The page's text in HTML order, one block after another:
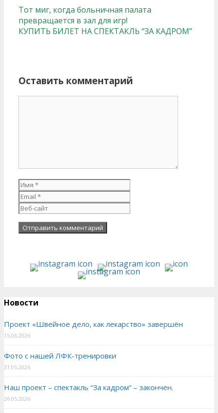
Тот миг, когда больничная палата
превращается в зал для игр!
КУПИТЬ БИЛЕТ НА СПЕКТАКЛЬ “ЗА КАДРОМ”
Оставить комментарий
Новости
Проект «Швейное дело, как лекарство» завершён
15.06.2026
Фото с нашей ЛФК-тренировки
31.05.2026
Наш проект – спектакль “За кадром” – закончен.
26.05.2026